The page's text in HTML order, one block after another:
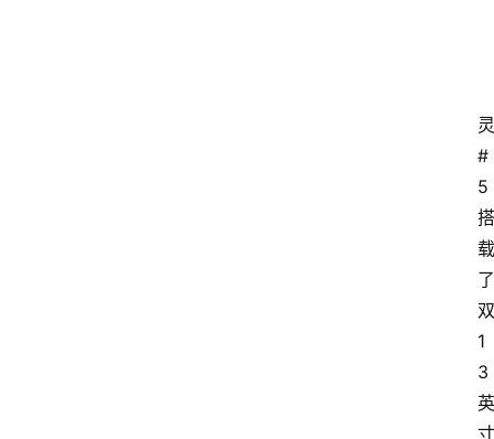
灵
#
5
搭
载
了
双
1
3
英
寸